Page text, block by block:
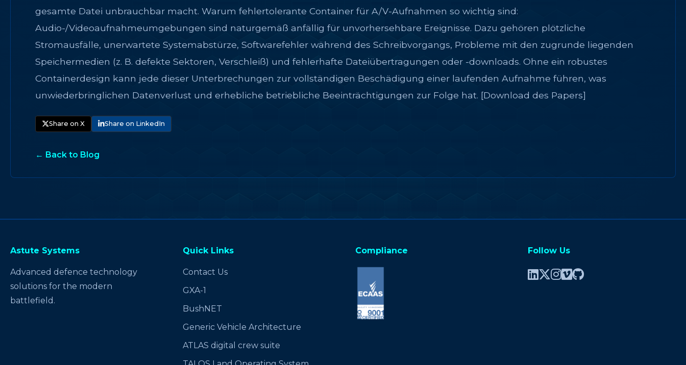
gesamte Datei unbrauchbar macht. Warum fehlertolerante Container für A/V-Aufnahmen so wichtig sind:
Audio-/Videoaufnahmeumgebungen sind naturgemäß anfällig für unvorhersehbare Ereignisse. Dazu gehören plötzliche
Stromausfälle, unerwartete Systemabstürze, Softwarefehler während des Schreibvorgangs, Probleme mit den zugrunde liegenden
Speichermedien (z. B. defekte Sektoren, Verschleiß) und fehlerhafte Dateiübertragungen oder -downloads. Ohne ein robustes
Containerdesign kann jede dieser Unterbrechungen zur vollständigen Beschädigung einer laufenden Aufnahme führen, was
unwiederbringlichen Datenverlust und erhebliche betriebliche Beeinträchtigungen zur Folge hat. [Download des Papers]
Share on X Share on LinkedIn
← Back to Blog
Astute Systems
Advanced defence technology
solutions for the modern
battlefield.
Quick Links
Contact Us
GXA-1
BushNET
Generic Vehicle Architecture
ATLAS digital crew suite
Compliance Follow Us